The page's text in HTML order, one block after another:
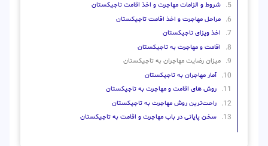
شروط و الزامات مهاجرت و اخذ اقامت تاجیکستان
مراحل مهاجرت و اخذ اقامت تاجیکستان
اخذ ویزای تاجیکستان
اقامت و مهاجرت به تاجیکستان
میزان رضایت مهاجران به تاجیکستان
آمار مهاجران به تاجیکستان
روش‌ های اقامت و مهاجرت به تاجیکستان
راحت‌ترین روش مهاجرت به تاجیکستان
سخن پایانی در باب مهاجرت و اقامت به تاجیکستان